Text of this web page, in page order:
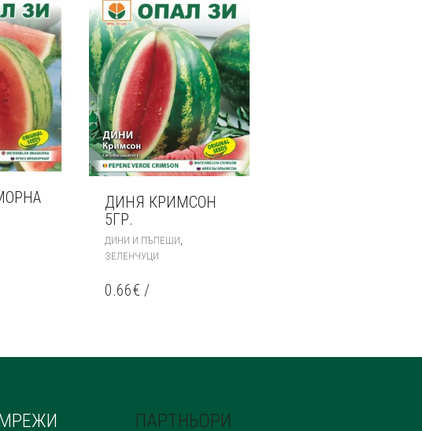
ДИНЯ КРИМСОН
5ГР.
ДИНИ И ПЪПЕШИ
ЗЕЛЕНЧУЦИ
0.66€ /
ПАРТНЬОРИ